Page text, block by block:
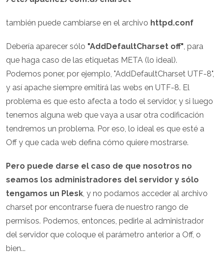
también puede cambiarse en el archivo httpd.conf
Debería aparecer sólo "AddDefaultCharset off", para
que haga caso de las etiquetas META (lo ideal).
Podemos poner, por ejemplo, "AddDefaultCharset UTF-8",
y así apache siempre emitirá las webs en UTF-8. El
problema es que esto afecta a todo el servidor, y si luego
tenemos alguna web que vaya a usar otra codificación
tendremos un problema. Por eso, lo ideal es que esté a
Off y que cada web defina cómo quiere mostrarse.
Pero puede darse el caso de que nosotros no
seamos los administradores del servidor y sólo
tengamos un Plesk, y no podamos acceder al archivo
charset por encontrarse fuera de nuestro rango de
permisos. Podemos, entonces, pedirle al administrador
del servidor que coloque el parámetro anterior a Off, o
bien...